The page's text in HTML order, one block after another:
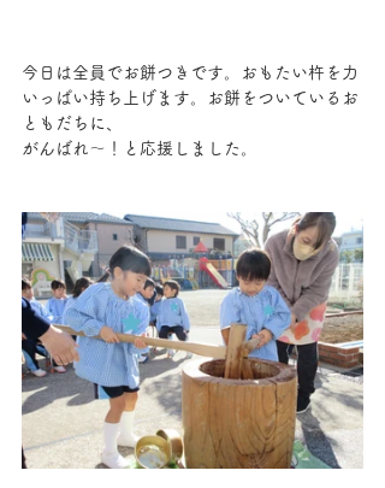
今日は全員でお餅つきです。おもたい杵を力
いっぱい持ち上げます。お餅をついているお
ともだちに、
がんばれ～！と応援しました。